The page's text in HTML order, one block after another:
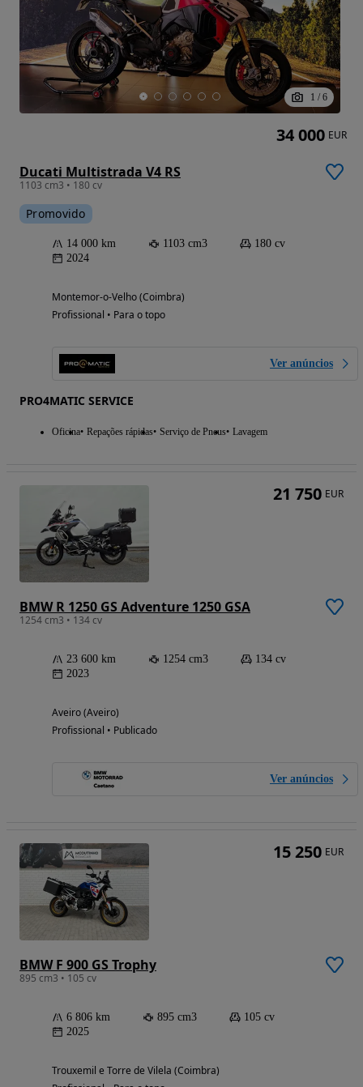
1 / 6
Ducati Multistrada V4 RS
1103 cm3 • 180 cv
Promovido
14 000 km 1103 cm3
180 cv
2024
Montemor-o-Velho (Coimbra)
Profissional • Para o topo
Ver anúncios
PRO4MATIC SERVICE
Oficina Repações rápidas Serviço de Pneus Lavagem
34 000 EUR
BMW R 1250 GS Adventure 1250 GSA
1254 cm3 • 134 cv
23 600 km 1254 cm3
134 cv
2023
Aveiro (Aveiro)
Profissional • Publicado
Ver anúncios
21 750 EUR
BMW F 900 GS Trophy
895 cm3 • 105 cv
6 806 km 895 cm3
105 cv
2025
Trouxemil e Torre de Vilela (Coimbra)
15 250 EUR